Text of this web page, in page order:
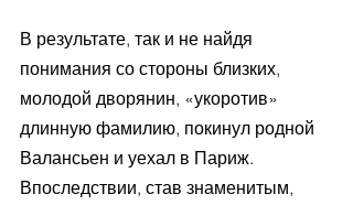
В результате, так и не найдя
понимания со стороны близких,
молодой дворянин, «укоротив»
длинную фамилию, покинул родной
Валансьен и уехал в Париж.
Впоследствии, став знаменитым,